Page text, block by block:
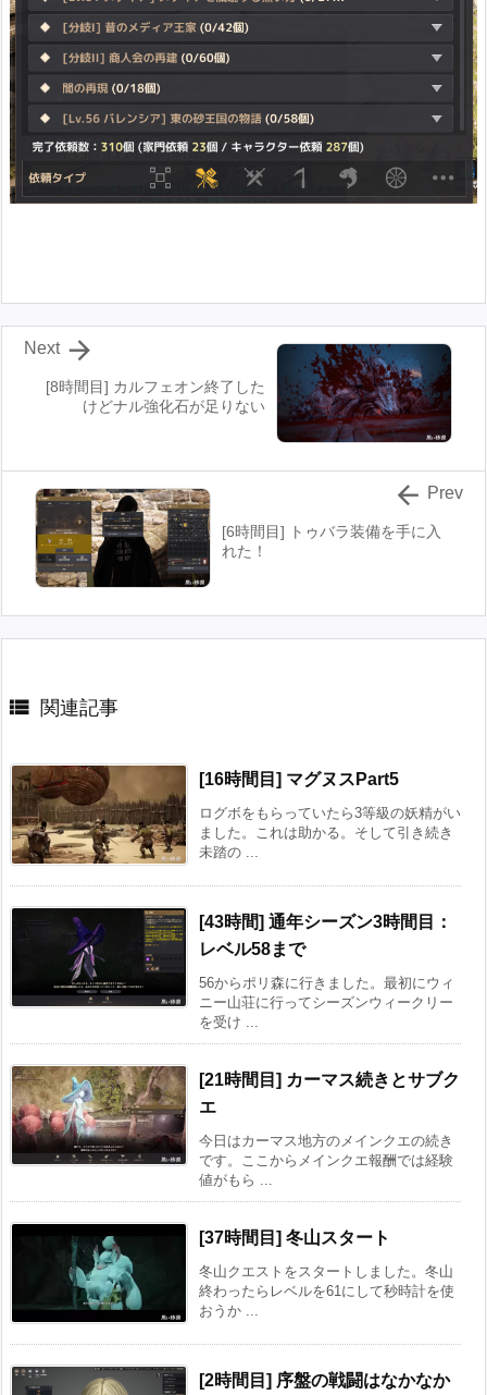
[8時間目] カルフェオン終了した
けどナル強化石が足りない

Next
[6時間目] トゥバラ装備を手に入
れた！
 Prev
 関連記事
[16時間目] マグヌスPart5
ログボをもらっていたら3等級の妖精がい
ました。これは助かる。そして引き続き
未踏の ...
[43時間] 通年シーズン3時間目：
レベル58まで
56からポリ森に行きました。最初にウィ
ニー山荘に行ってシーズンウィークリー
を受け ...
[21時間目] カーマス続きとサブク
エ
今日はカーマス地方のメインクエの続き
です。ここからメインクエ報酬では経験
値がもら ...
[37時間目] 冬山スタート
冬山クエストをスタートしました。冬山
終わったらレベルを61にして秒時計を使
おうか ...
[2時間目] 序盤の戦闘はなかなか